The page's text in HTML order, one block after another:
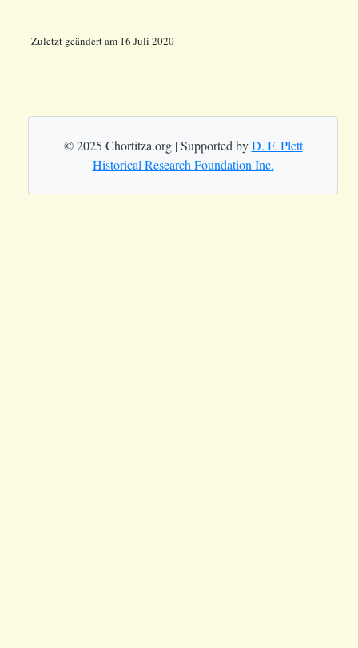
Zuletzt geändert am 16 Juli 2020
© 2025 Chortitza.org | Supported byD. F. Plett
Historical Research Foundation Inc.